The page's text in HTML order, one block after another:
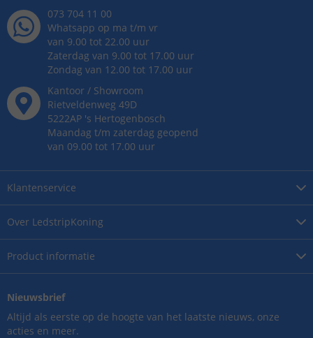
Over LedstripKoning
Product informatie
Klantenservice
073 704 11 00
Whatsapp op ma t/m vr
van 9.00 tot 22.00 uur
Zaterdag van 9.00 tot 17.00 uur
Zondag van 12.00 tot 17.00 uur
Kantoor / Showroom
Rietveldenweg 49D
5222AP 's Hertogenbosch
Maandag t/m zaterdag geopend
van 09.00 tot 17.00 uur
Nieuwsbrief
Altijd als eerste op de hoogte van het laatste nieuws, onze
acties en meer.